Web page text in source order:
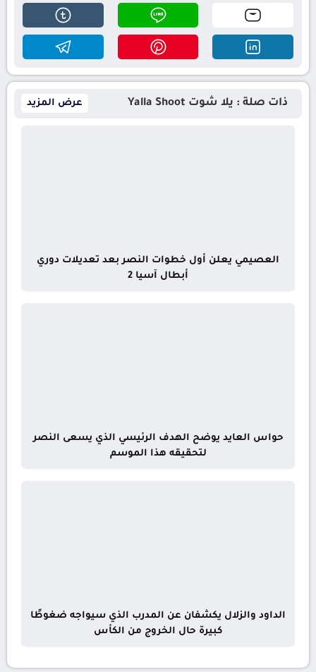
ذات صلة : يلا شوت Yalla Shoot عرض المزيد
العصيمي يعلن أول خطوات النصر بعد تعديلات دوري
أبطال آسيا 2
حواس العايد يوضح الهدف الرئيسي الذي يسعى النصر
لتحقيقه هذا الموسم
الداود والزلال يكشفان عن المدرب الذي سيواجه ضغوطًا
كبيرة حال الخروج من الكأس